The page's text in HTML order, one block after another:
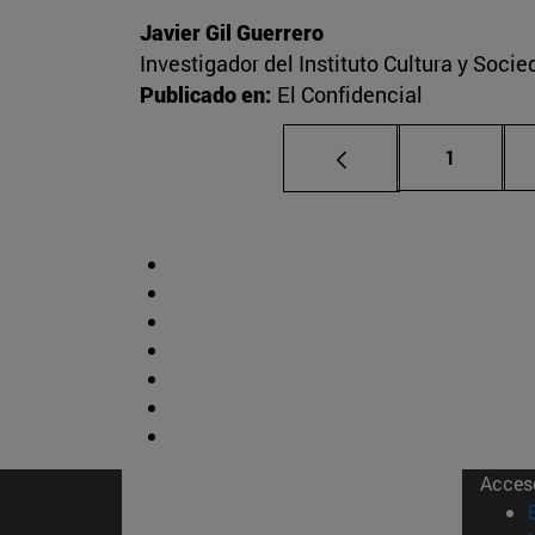
Javier Gil Guerrero
Investigador del Instituto Cultura y
Publicado en: El Confidencial
Página
1